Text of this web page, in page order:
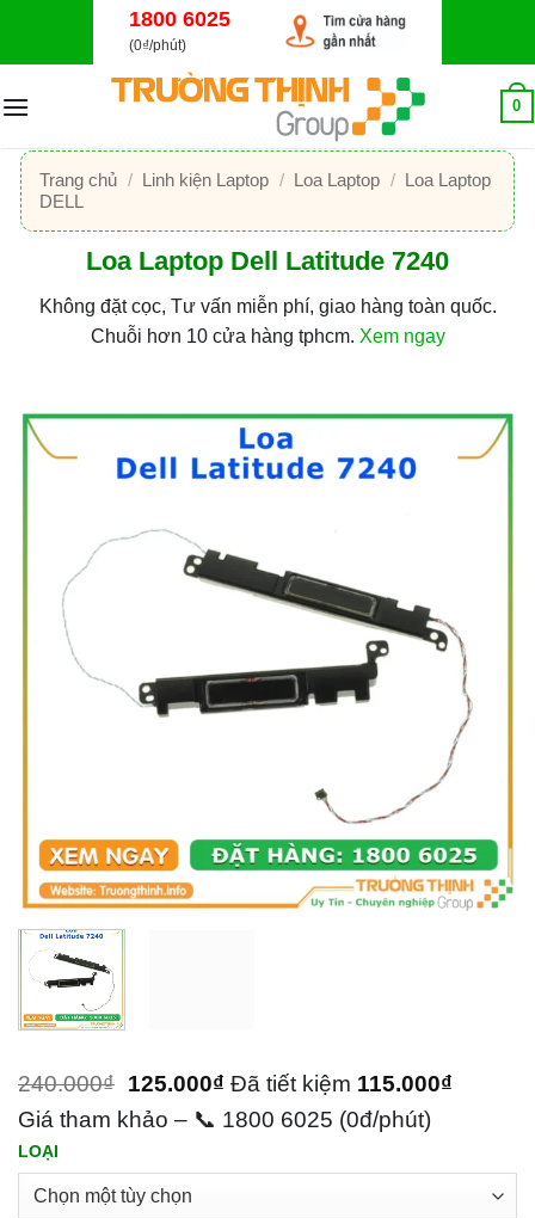
dung
1800 6025
(0₫/phút)
0
Trang chủ / Linh kiện Laptop / Loa Laptop / Loa Laptop
DELL
Loa Laptop Dell Latitude 7240
Không đặt cọc, Tư vấn miễn phí, giao hàng toàn quốc.
Chuỗi hơn 10 cửa hàng tphcm. Xem ngay
240.000₫ 125.000₫ Đã tiết kiệm 115.000₫
Giá tham khảo – 📞 1800 6025 (0đ/phút)
LOẠI